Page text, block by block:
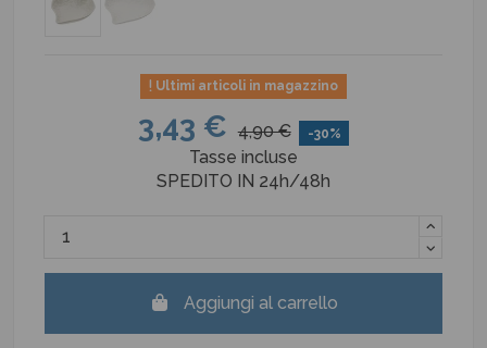
Ultimi articoli in magazzino
3,43 € 4,90 € -30%
Tasse incluse
SPEDITO IN 24h/48h
Aggiungi al carrello